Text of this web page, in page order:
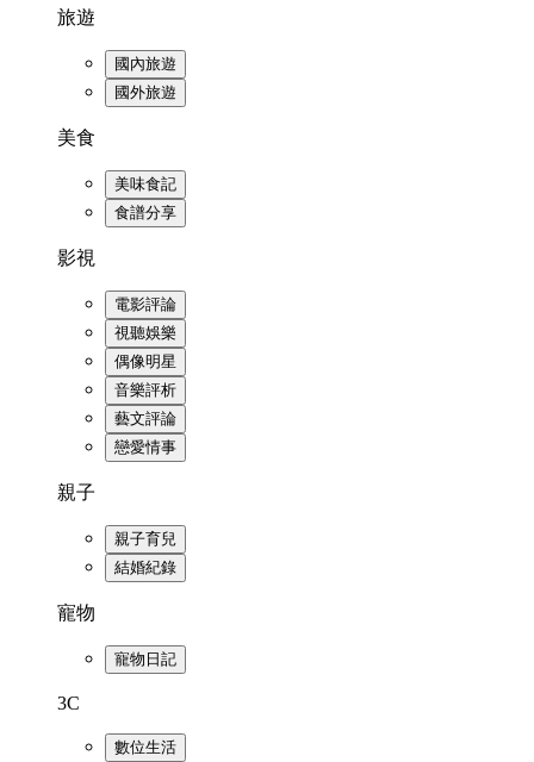
旅遊
國內旅遊
國外旅遊
美食
美味食記
食譜分享
影視
電影評論
視聽娛樂
偶像明星
音樂評析
藝文評論
戀愛情事
親子
親子育兒
結婚紀錄
寵物
寵物日記
3C
數位生活